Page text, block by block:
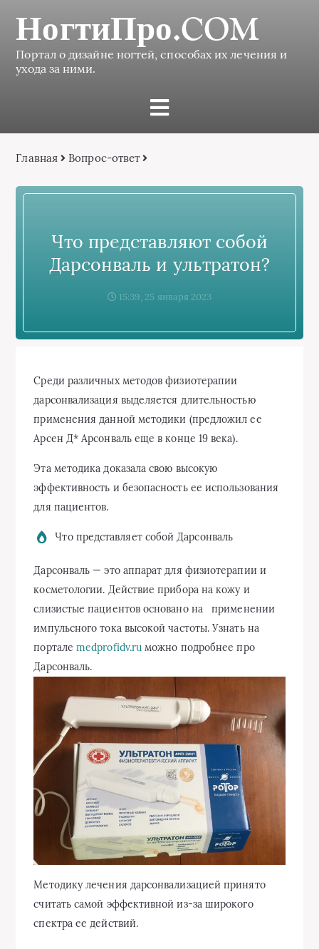
НогтиПро.COM
Портал о дизайне ногтей, способах их лечения и
ухода за ними.
Главная Вопрос-ответ
Что представляют собой
Дарсонваль и ультратон?
15:39, 25 января 2023
Среди различных методов физиотерапии
дарсонвализация выделяется длительностью
применения данной методики (предложил ее
Арсен Д* Арсонваль еще в конце 19 века).
Эта методика доказала свою высокую
эффективность и безопасность ее использования
для пациентов.
Что представляет собой Дарсонваль
Дарсонваль — это аппарат для физиотерапии и
косметологии. Действие прибора на кожу и
слизистые пациентов основано на применении
импульсного тока высокой частоты. Узнать на
порталеmedprofidv.ru можно подробнее про
Дарсонваль.
Методику лечения дарсонвализацией принято
считать самой эффективной из-за широкого
спектра ее действий.